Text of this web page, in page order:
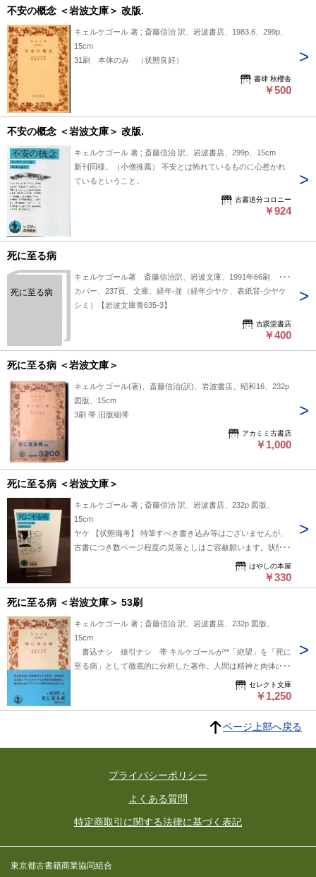
不安の概念 ＜岩波文庫＞ 改版.
キェルケゴール 著 ; 斎藤信治 訳、岩波書店、1983.6、299p、
15cm
31刷 本体のみ （状態良好）
書肆 秋櫻舎
￥500
不安の概念 ＜岩波文庫＞ 改版.
キェルケゴール 著 ; 斎藤信治 訳、岩波書店、299p、15cm
新刊同様。（小僧推薦） 不安とは怖れているものに心惹かれ
ているということ。
古書追分コロニー
￥924
死に至る病
死に至る病
キェルケゴール著 斎藤信治訳、岩波文庫、1991年66刷、1冊
カバー、237頁、文庫、経年-並（経年少ヤケ、表紙背-少ヤケ
シミ）【岩波文庫青635-3】
古蹊堂書店
￥400
死に至る病 ＜岩波文庫＞
キェルケゴール(著)、斎藤信治(訳)、岩波書店、昭和16、232p
図版、15cm
3刷 帯 旧版細帯
アカミミ古書店
￥1,000
死に至る病 ＜岩波文庫＞
キェルケゴール 著 ; 斎藤信治 訳、岩波書店、232p 図版、
15cm
ヤケ 【状態備考】 特筆すべき書き込み等はございませんが、
古書につき数ページ程度の見落としはご容赦願います。状態の
詳細は、ご注文前にメールにてお問い合わせいただければ個別
はやしの本屋
￥330
死に至る病 ＜岩波文庫＞ 53刷
キェルケゴール 著 ; 斎藤信治 訳、岩波書店、232p 図版、
15cm
書込ナシ 線引ナシ 帯 キルケゴールが**「絶望」を「死に
至る病」として徹底的に分析した著作。人間は精神と肉体の総
合であり、自己であろうとしないこと、すなわち神との関係性
の欠如**こそが絶望の本質であると論じ、信仰による自己の確
セレクト文庫
￥1,250
ページ上部へ戻る
プライバシーポリシー
よくある質問
特定商取引に関する法律に基づく表記
東京都古書籍商業協同組合